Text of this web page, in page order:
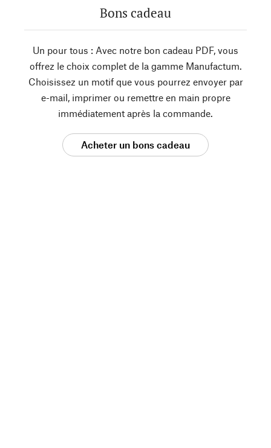
Bons cadeau
Un pour tous : Avec notre bon cadeau PDF, vous
offrez le choix complet de la gamme Manufactum.
Choisissez un motif que vous pourrez envoyer par
e-mail, imprimer ou remettre en main propre
immédiatement après la commande.
Acheter un bons cadeau